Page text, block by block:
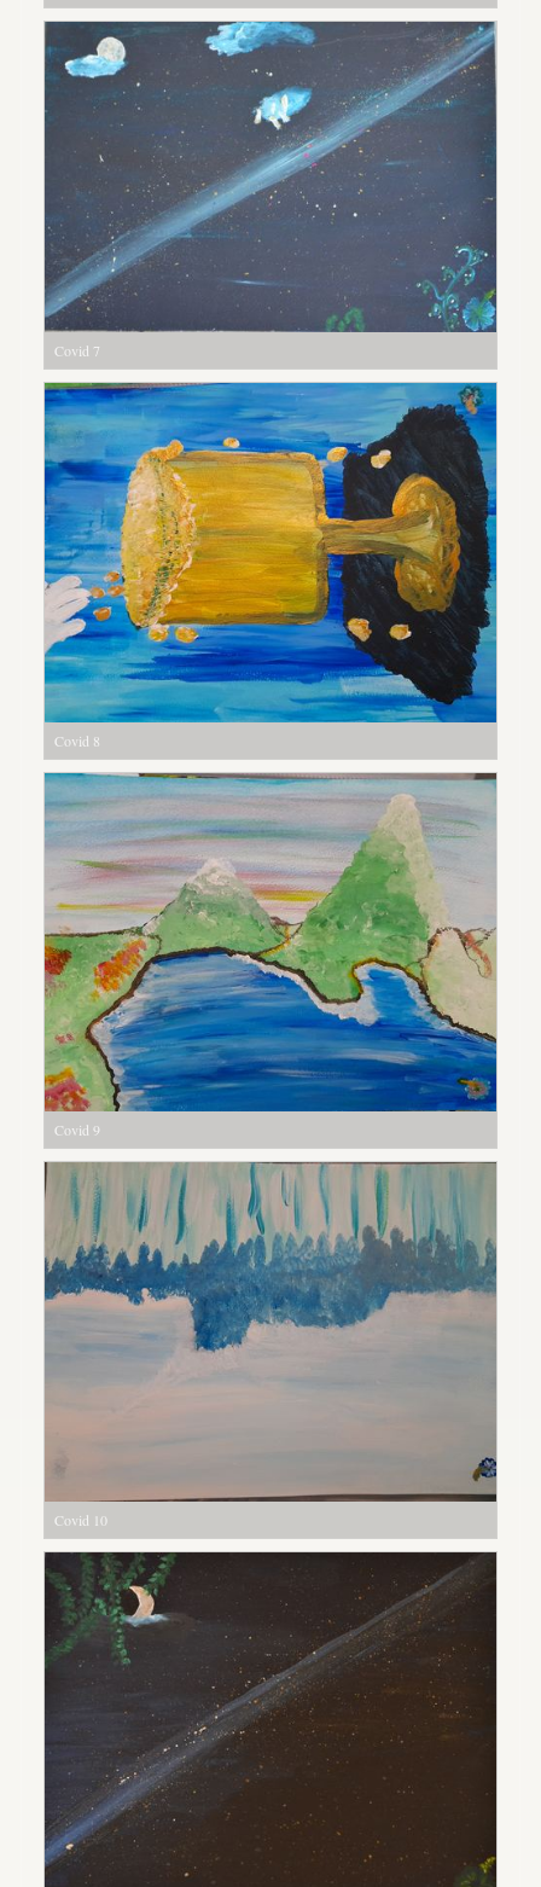
Covid 7
Covid 8
Covid 9
Covid 10